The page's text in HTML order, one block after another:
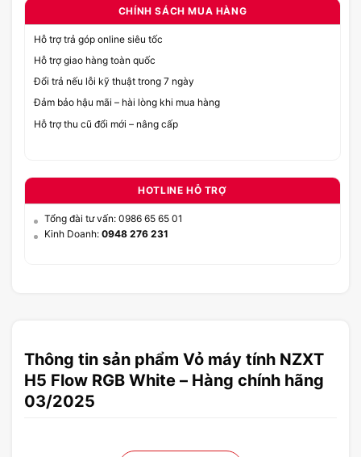
CHÍNH SÁCH MUA HÀNG
Hỗ trợ trả góp online siêu tốc
Hỗ trợ giao hàng toàn quốc
Đổi trả nếu lỗi kỹ thuật trong 7 ngày
Đảm bảo hậu mãi – hài lòng khi mua hàng
Hỗ trợ thu cũ đổi mới – nâng cấp
HOTLINE HỖ TRỢ
Tổng đài tư vấn: 0986 65 65 01
Kinh Doanh: 0948 276 231
Thông tin sản phẩm Vỏ máy tính NZXT
H5 Flow RGB White – Hàng chính hãng
03/2025